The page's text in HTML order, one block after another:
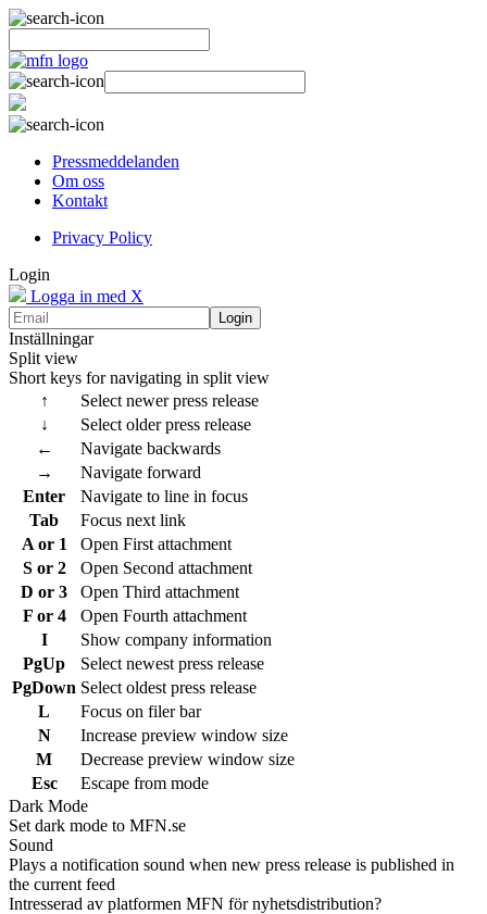
Pressmeddelanden
Om oss
Kontakt
Privacy Policy
Login
Logga in med X
Login
Inställningar
Split view
Short keys for navigating in split view
↑
Select newer press release
↓
Select older press release
←
Navigate backwards
→
Navigate forward
Enter
Navigate to line in focus
Tab
Focus next link
A or 1
Open First attachment
S or 2
Open Second attachment
D or 3
Open Third attachment
F or 4
Open Fourth attachment
I
Show company information
PgUp
Select newest press release
PgDown Select oldest press release
L
Focus on filer bar
N
Increase preview window size
M
Decrease preview window size
Esc
Escape from mode
Dark Mode
Set dark mode to MFN.se
Sound
Plays a notification sound when new press release is published in
the current feed
Intresserad av platformen MFN för nyhetsdistribution?